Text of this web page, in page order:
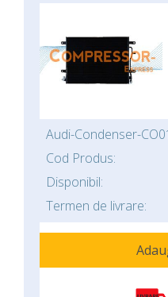
Audi-Condenser-
Cod Produs:
Disponibil:
Termen de livrare: